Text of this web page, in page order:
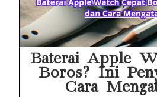
Baterai Apple
Boros? Ini
Cara